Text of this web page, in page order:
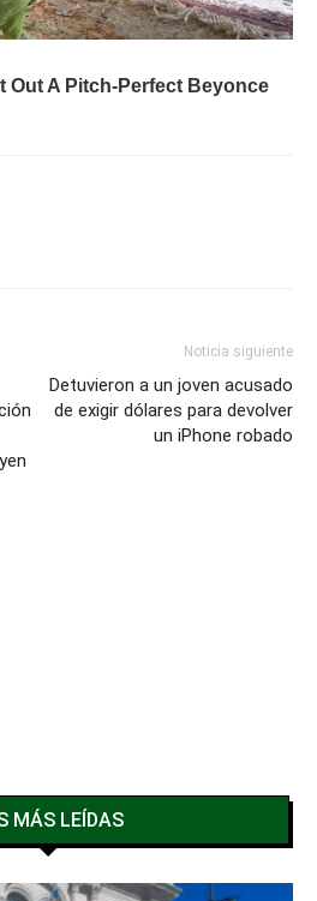
Noticia siguiente
Detuvieron a un joven acusado
de exigir dólares para devolver
un iPhone robado
MÁS LEÍDAS